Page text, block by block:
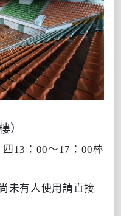
）
13：00～17：00棒
未有人使用請直接